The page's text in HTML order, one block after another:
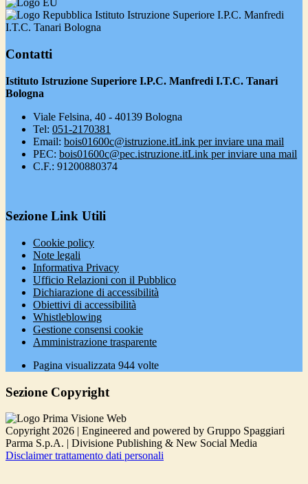
Istituto Istruzione Superiore I.P.C. Manfredi
I.T.C. Tanari Bologna
Contatti
Istituto Istruzione Superiore I.P.C. Manfredi I.T.C. Tanari
Bologna
Viale Felsina, 40 - 40139 Bologna
Tel: 051-2170381
Email: bois01600c@istruzione.itLink per inviare una mail
PEC: bois01600c@pec.istruzione.itLink per inviare una mail
C.F.: 91200880374
Sezione Link Utili
Cookie policy
Note legali
Informativa Privacy
Ufficio Relazioni con il Pubblico
Dichiarazione di accessibilità
Obiettivi di accessibilità
Whistleblowing
Gestione consensi cookie
Amministrazione trasparente
Pagina visualizzata 944 volte
Sezione Copyright
Copyright 2026 | Engineered and powered by Gruppo Spaggiari
Parma S.p.A. | Divisione Publishing & New Social Media
Disclaimer trattamento dati personali